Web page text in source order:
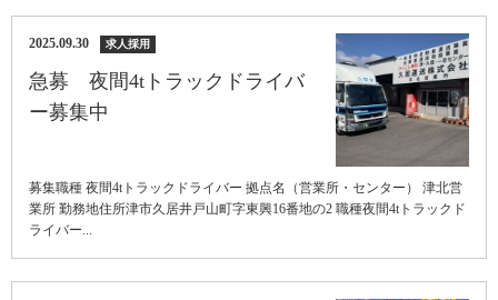
2025.09.30 求人採用
急募 夜間4tトラックドライバ
ー募集中
募集職種 夜間4tトラックドライバー 拠点名（営業所・センター） 津北営
業所 勤務地住所津市久居井戸山町字東興16番地の2 職種夜間4tトラックド
ライバー...